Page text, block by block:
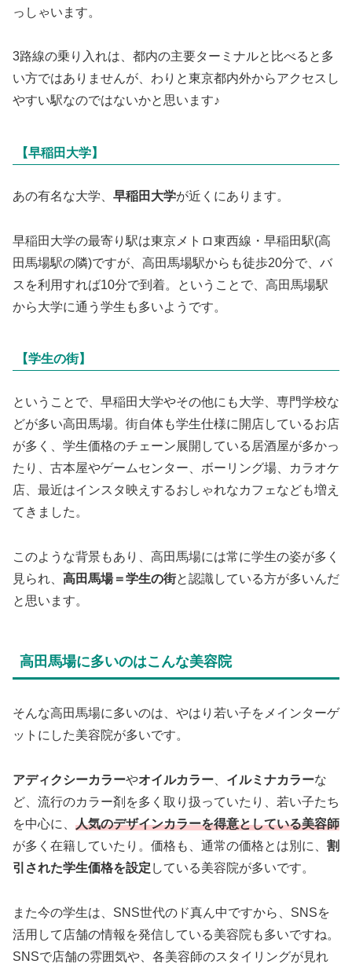
っしゃいます。
3路線の乗り入れは、都内の主要ターミナルと比べると多
い方ではありませんが、わりと東京都内外からアクセスし
やすい駅なのではないかと思います♪
【早稲田大学】
あの有名な大学、 早稲田大学が近くにあります。
早稲田大学の最寄り駅は東京メトロ東西線・早稲田駅(高
田馬場駅の隣)ですが、高田馬場駅からも徒歩20分で、バ
スを利用すれば10分で到着。ということで、高田馬場駅
から大学に通う学生も多いようです。
【学生の街】
ということで、早稲田大学やその他にも大学、専門学校な
どが多い高田馬場。街自体も学生仕様に開店しているお店
が多く、学生価格のチェーン展開している居酒屋が多かっ
たり、古本屋やゲームセンター、ボーリング場、カラオケ
店、最近はインスタ映えするおしゃれなカフェなども増え
てきました。
このような背景もあり、高田馬場には常に学生の姿が多く
見られ、 高田馬場＝学生の街と認識している方が多いんだ
と思います。
高田馬場に多いのはこんな美容院
そんな高田馬場に多いのは、やはり若い子をメインターゲ
ットにした美容院が多いです。
アディクシーカラーやオイルカラー イルミナカラーな
ど、流行のカラー剤を多く取り扱っていたり、若い子たち
を中心に、 人気のデザインカラーを得意としている美容師
が多く在籍していたり。価格も、通常の価格とは別に、 割
引された学生価格を設定 している美容院が多いです。
また今の学生は、SNS世代のド真ん中ですから、SNSを
活用して店舗の情報を発信している美容院も多いですね。
SNSで店舗の雰囲気や、各美容師のスタイリングが見れ